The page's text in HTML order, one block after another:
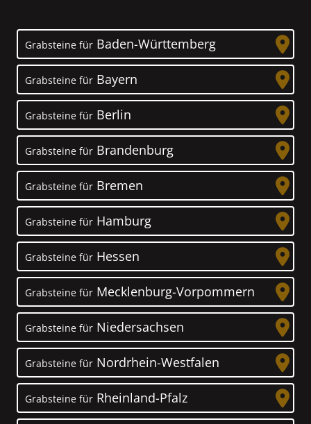
Grabsteine für Baden-Württemberg
Grabsteine für Bayern
Grabsteine für Berlin
Grabsteine für Brandenburg
Grabsteine für Bremen
Grabsteine für Hamburg
Grabsteine für Hessen
Grabsteine für Mecklenburg-Vorpommern
Grabsteine für Niedersachsen
Grabsteine für Nordrhein-Westfalen
Grabsteine für Rheinland-Pfalz